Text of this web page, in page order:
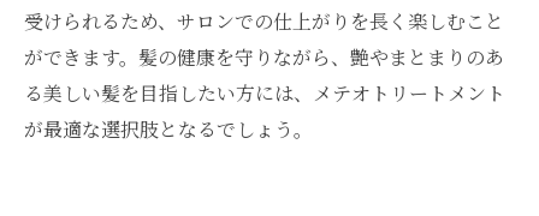
受けられるため、サロンでの仕上がりを長く楽しむこと
ができます。髪の健康を守りながら、艶やまとまりのあ
る美しい髪を目指したい方には、メテオトリートメント
が最適な選択肢となるでしょう。